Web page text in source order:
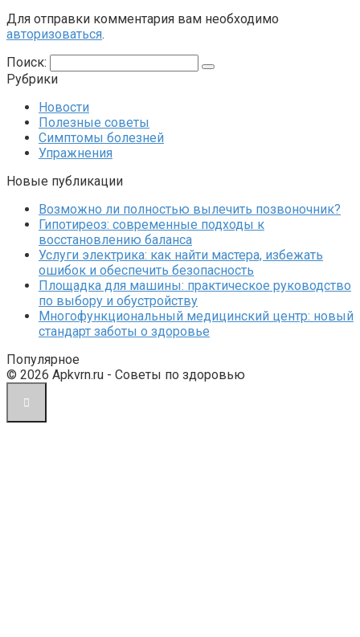
Для отправки комментария вам необходимо
авторизоваться.
Поиск:
Рубрики
Новости
Полезные советы
Симптомы болезней
Упражнения
Новые публикации
Возможно ли полностью вылечить позвоночник?
Гипотиреоз: современные подходы к
восстановлению баланса
Услуги электрика: как найти мастера, избежать
ошибок и обеспечить безопасность
Площадка для машины: практическое руководство
по выбору и обустройству
Многофункциональный медицинский центр: новый
стандарт заботы о здоровье
Популярное
© 2026 Apkvrn.ru - Советы по здоровью